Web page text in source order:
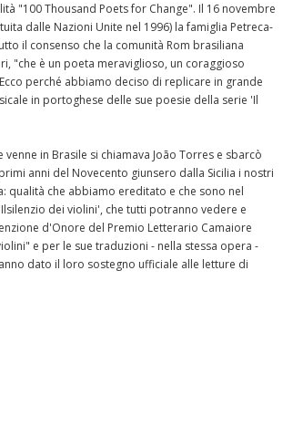
"100 Thousand Poets for Change". Il 16 novembre
dalle Nazioni Unite nel 1996) la famiglia Petreca-
il consenso che la comunità Rom brasiliana
"che è un poeta meraviglioso, un coraggioso
perché abbiamo deciso di replicare in grande
in portoghese delle sue poesie della serie 'Il
in Brasile si chiamava João Torres e sbarcò
anni del Novecento giunsero dalla Sicilia i nostri
qualità che abbiamo ereditato e che sono nel
dei violini', che tutti potranno vedere e
d'Onore del Premio Letterario Camaiore
e per le sue traduzioni - nella stessa opera -
dato il loro sostegno ufficiale alle letture di